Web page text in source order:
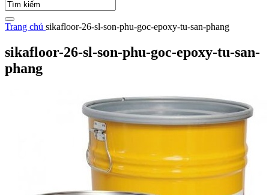
Trang chủ sikafloor-26-sl-son-phu-goc-epoxy-tu-san-phang
sikafloor-26-sl-son-phu-goc-epoxy-tu-san-
phang